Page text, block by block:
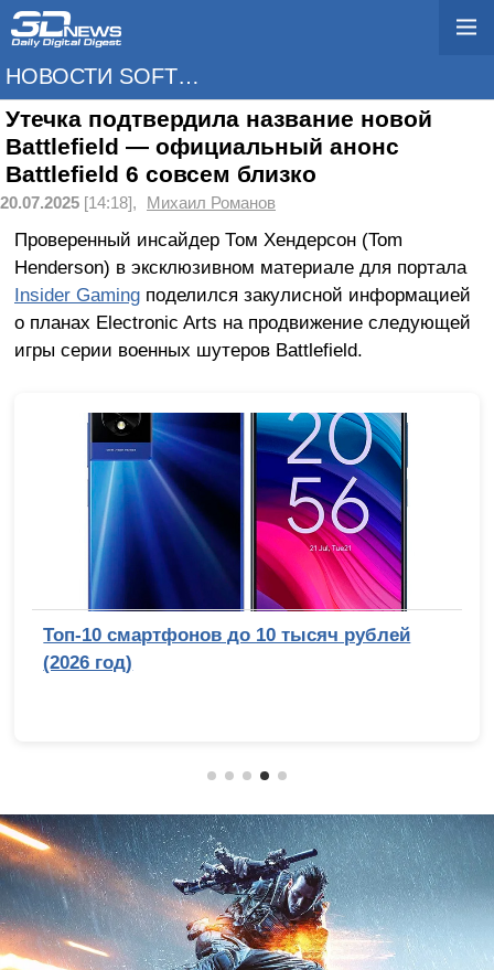
НОВОСТИ SOFTWARE
Утечка подтвердила название новой
Battlefield — официальный анонс
Battlefield 6 совсем близко
20.07.2025 [14:18], Михаил Романов
Проверенный инсайдер Том Хендерсон (Tom
Henderson) в эксклюзивном материале для портала
Insider Gamingподелился закулисной информацией
о планах Electronic Arts на продвижение следующей
игры серии военных шутеров Battlefield.
Топ-10 смартфонов до 10 тысяч рублей
(2026 год)